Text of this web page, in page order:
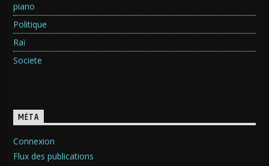
piano
Politique
Raï
Societe
MÉTA
Connexion
Flux des publications